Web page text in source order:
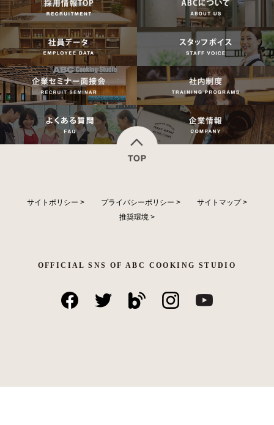
サイトポリシー > プライバシーポリシー > サイトマップ>
推奨環境 >
OFFICIAL SNS OF ABC COOKING STUDIO